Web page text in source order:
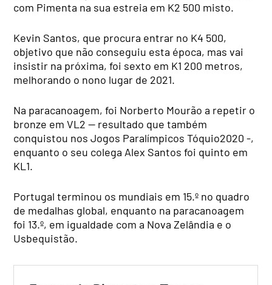
com Pimenta na sua estreia em K2 500 misto.
Kevin Santos, que procura entrar no K4 500,
objetivo que não conseguiu esta época, mas vai
insistir na próxima, foi sexto em K1 200 metros,
melhorando o nono lugar de 2021.
Na paracanoagem, foi Norberto Mourão a repetir o
bronze em VL2 — resultado que também
conquistou nos Jogos Paralímpicos Tóquio2020 -,
enquanto o seu colega Alex Santos foi quinto em
KL1.
Portugal terminou os mundiais em 15.º no quadro
de medalhas global, enquanto na paracanoagem
foi 13.º, em igualdade com a Nova Zelândia e o
Usbequistão.